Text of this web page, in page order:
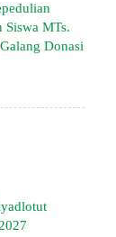
Siswa MTs.
Donasi